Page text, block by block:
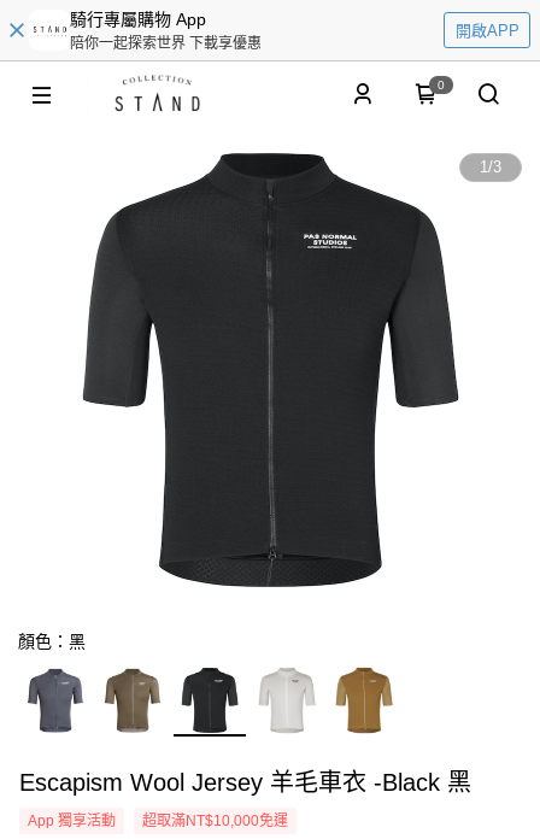
騎行專屬購物 App
陪你一起探索世界 下載享優惠
開啟APP
0
1/3
顏色：黑
Escapism Wool Jersey 羊毛車衣 -Black 黑
App 獨享活動 超取滿NT$10,000免運